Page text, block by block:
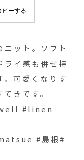
#島根#松江
ピーする
ニット。ソフト
ライ感も併せ持
。可愛くなりす
きです。
#linen
#島根#